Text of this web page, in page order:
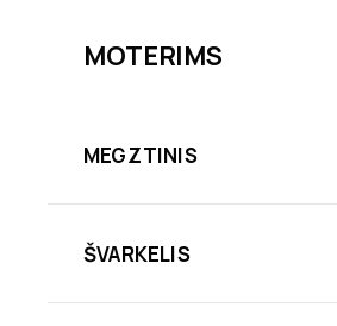
MOTERIMS
MEGZTINIS
ŠVARKELIS